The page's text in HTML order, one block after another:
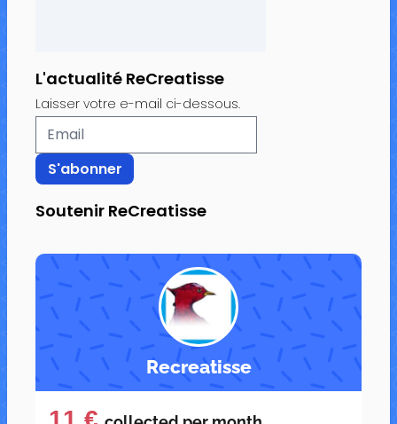
L'actualité ReCreatisse
Laisser votre e-mail ci-dessous.
Soutenir ReCreatisse
Recreatisse